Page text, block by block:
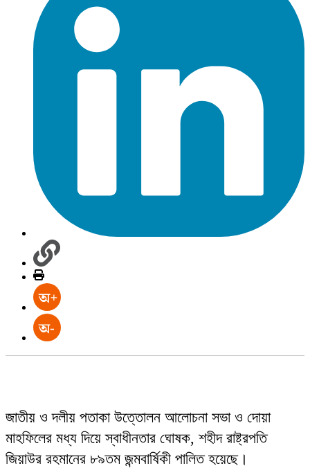
জাতীয় ও দলীয় পতাকা উত্তোলন আলোচনা সভা ও দোয়া
মাহফিলের মধ্য দিয়ে স্বাধীনতার ঘোষক, শহীদ রাষ্ট্রপতি
জিয়াউর রহমানের ৮৯তম জন্মবার্ষিকী পালিত হয়েছে।